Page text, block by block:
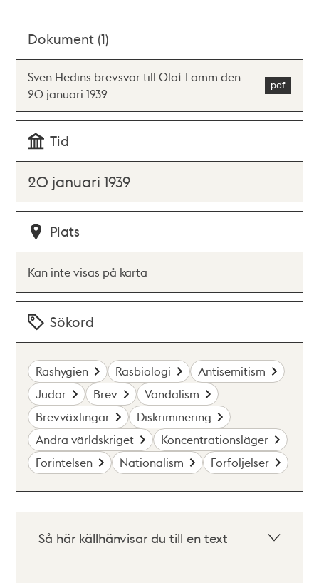
Dokument (1)
Sven Hedins brevsvar till Olof Lamm den
20 januari 1939
Tid
20 januari 1939
Plats
Kan inte visas på karta
Sökord
Rashygien Rasbiologi
Antisemitism
Judar
Brev
Vandalism
Brevväxlingar
Diskriminering
Andra världskriget
Koncentrationsläger
Förintelsen
Nationalism Förföljelser
Så här källhänvisar du till en text